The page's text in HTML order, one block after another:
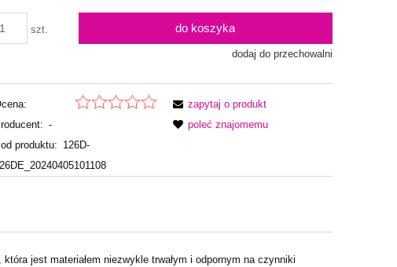
szt. do koszyka
dodaj do przechowalni
-
produktu: 126D-
zapytaj o produkt
poleć znajomemu
jest materiałem niezwykle trwałym i odpornym na czynniki